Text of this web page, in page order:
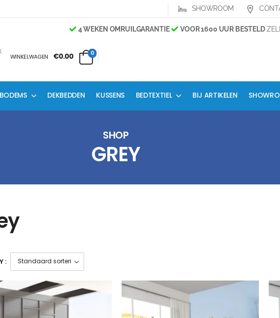
SHOWROOM
4 WEKEN OMRUILGARANTIE VOOR 1600 UUR BESTELD
WINKELWAGEN €0.00 0
DEKBEDDEN KUSSENS BEDTEXTIEL BIJ ARTIKELEN
SHOP
GREY
: